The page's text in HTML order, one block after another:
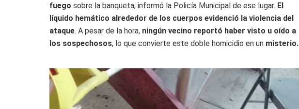
fuego sobre la banqueta, informó la Policía Municipal de ese lugar. El
líquido hemático alrededor de los cuerpos evidenció la violencia del
ataque. A pesar de la hora, ningún vecino reportó haber visto u oído a
los sospechosos, lo que convierte este doble homicidio en un misterio.